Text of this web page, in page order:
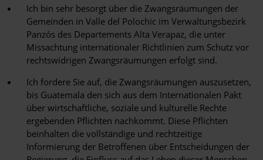
Ich bin sehr besorgt über die Zwangsräumungen der
Gemeinden in Valle del Polochic im Verwaltungsbezirk
Panzós des Departements Alta Verapaz, die unter
Missachtung internationaler Richtlinien zum Schutz vor
rechtswidrigen Zwangsräumungen erfolgt sind.
Ich fordere Sie auf, die Zwangsräumungen auszusetzen,
bis Guatemala den sich aus dem Internationalen Pakt
über wirtschaftliche, soziale und kulturelle Rechte
ergebenden Pflichten nachkommt. Diese Pflichten
beinhalten die vollständige und rechtzeitige
Informierung der Betroffenen über Entscheidungen der